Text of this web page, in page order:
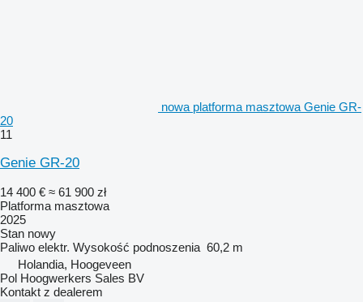
nowa platforma masztowa Genie GR-
20
11
Genie GR-20
14 400 € ≈ 61 900 zł
Platforma masztowa
2025
Stan nowy
Paliwo elektr. Wysokość podnoszenia 60,2 m
Holandia, Hoogeveen
Pol Hoogwerkers Sales BV
Kontakt z dealerem